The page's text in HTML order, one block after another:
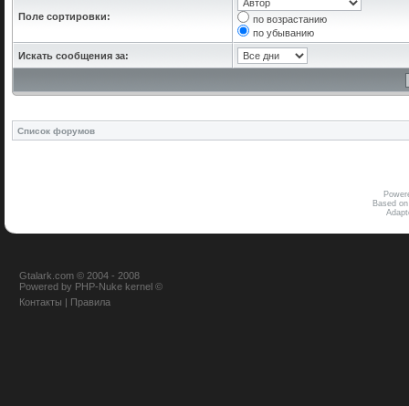
Поле сортировки:
по возрастанию
по убыванию
Искать сообщения за:
Список форумов
Based
Gtalark.com © 2004 - 2008
Powered by PHP-Nuke kernel ©
Контакты | Правила